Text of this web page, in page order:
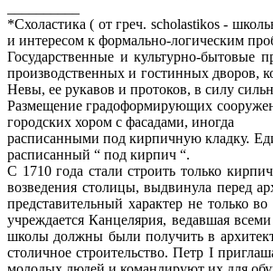
*Схоластика ( от греч. scholastikos -
и интересом к формально-логическим
Государственные и культурно-
производственных и гостинных дворов,
Невы, ее рукавов и протоков, в силу
Размещение градоформирующих
городских хором с фасадами, иногда
расписанными под кирпичную кладку.
расписанный “ под кирпич “.
С 1710 года стали строить только
возведения столицы, выдвинула перед
представительный характер не только
учреждается Канцелярия, ведавшая
школы должны были получить в
столичное строительство. Петр I